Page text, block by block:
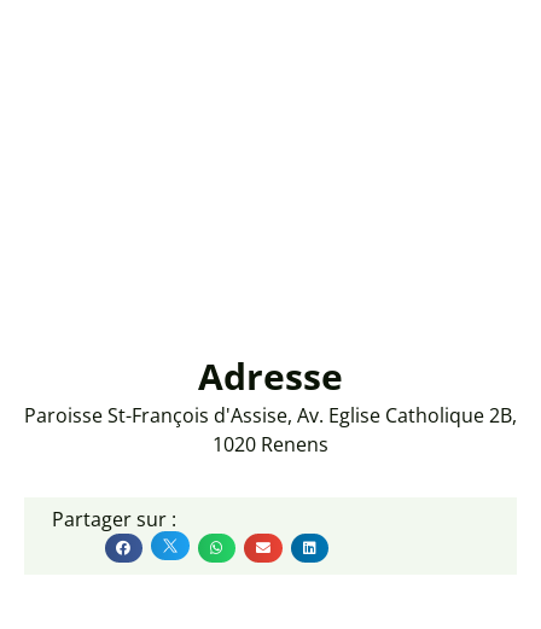
Adresse
Paroisse St-François d'Assise, Av. Eglise Catholique 2B,
1020 Renens
Partager sur :